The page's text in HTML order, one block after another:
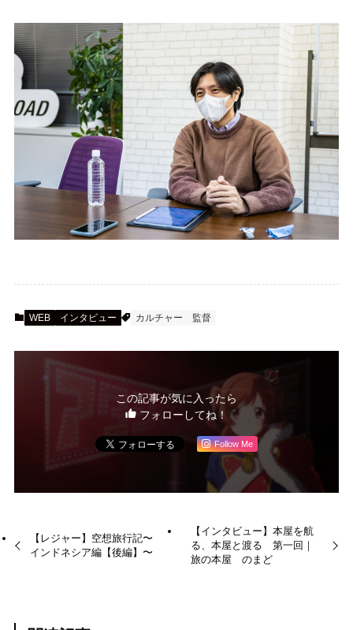
WEB インタビュー カルチャー 監督
この記事が気に入ったら
フォローしてね！
Follow Me
【レジャー】空想旅行記〜
インドネシア編【後編】〜
【インタビュー】本屋を航
る、本屋と渡る 第一回｜
旅の本屋 のまど